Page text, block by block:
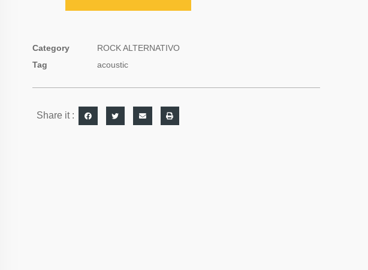
Category
ROCK ALTERNATIVO
Tag
acoustic
Share it :